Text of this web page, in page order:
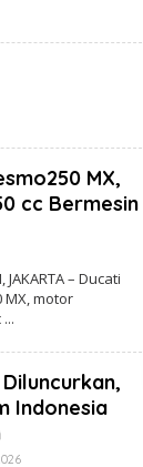
MX,
cc Bermesin
JAKARTA – Ducati
motor
Indonesia
B